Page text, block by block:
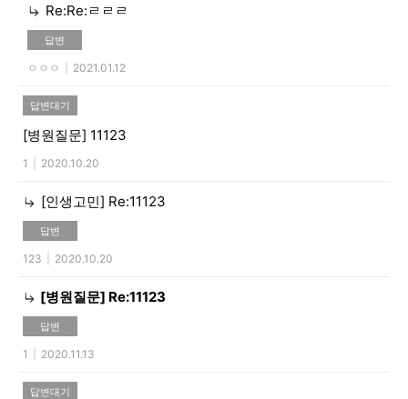
Re:Re:ㄹㄹㄹ
답변
ㅇㅇㅇ 2021.01.12
답변대기
[병원질문] 11123
1 2020.10.20
[인생고민] Re:11123
답변
123 2020.10.20
[병원질문] Re:11123
답변
1 2020.11.13
답변대기